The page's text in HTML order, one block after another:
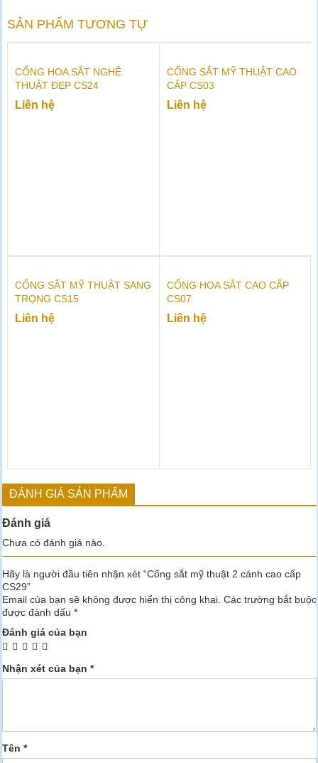
SẢN PHẨM TƯƠNG TỰ
CỔNG HOA SẮT NGHỆ
THUẬT ĐẸP CS24
Liên hệ
CỔNG SẮT MỸ THUẬT CAO
CẤP CS03
Liên hệ
CỔNG SẮT MỸ THUẬT SANG
TRỌNG CS15
Liên hệ
CỔNG HOA SẮT CAO CẤP
CS07
Liên hệ
ĐÁNH GIÁ SẢN PHẨM
Đánh giá
Chưa có đánh giá nào.
Hãy là người đầu tiên nhận xét “Cổng sắt mỹ thuật 2 cánh cao cấp
CS29”
Email của bạn sẽ không được hiển thị công khai. Các trường bắt buộc
được đánh dấu *
Đánh giá của bạn
Nhận xét của bạn *
Tên *